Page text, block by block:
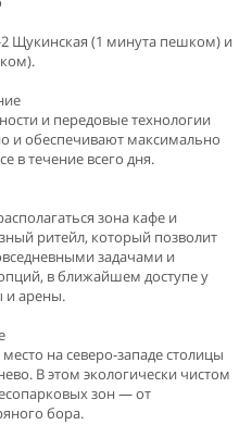
Щукинская (1 минута пешком) и
и передовые технологии
и обеспечивают максимально
в течение всего дня.
зона кафе и
ритейл, который позволит
задачами и
в ближайшем доступе у
и арены.
на северо-западе столицы
В этом экологически чистом
зон — от
бора.